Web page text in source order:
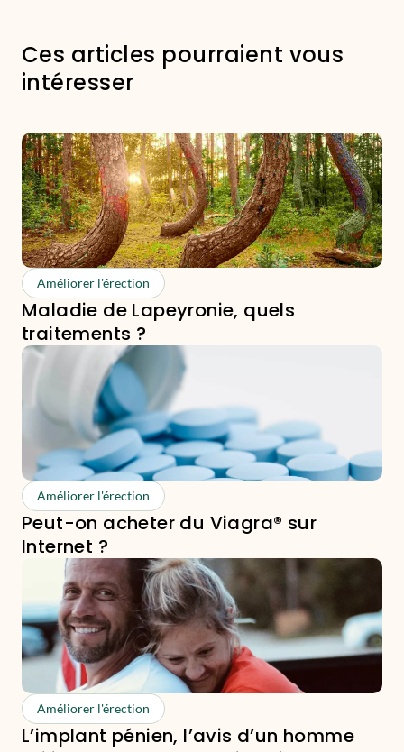
Ces articles pourraient vous
intéresser
Améliorer l'érection
Maladie de Lapeyronie, quels
traitements ?
Améliorer l'érection
Peut-on acheter du Viagra® sur
Internet ?
Améliorer l'érection
L’implant pénien, l’avis d’un homme